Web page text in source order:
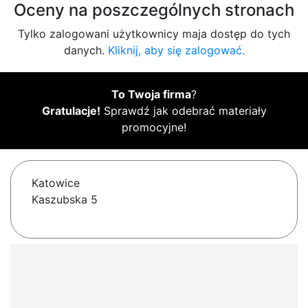
Oceny na poszczególnych stronach
Tylko zalogowani użytkownicy maja dostęp do tych
danych. Kliknij, aby się zalogować.
To Twoja firma?
Gratulacje! Sprawdź jak odebrać materiały
promocyjne!
Katowice
Kaszubska 5